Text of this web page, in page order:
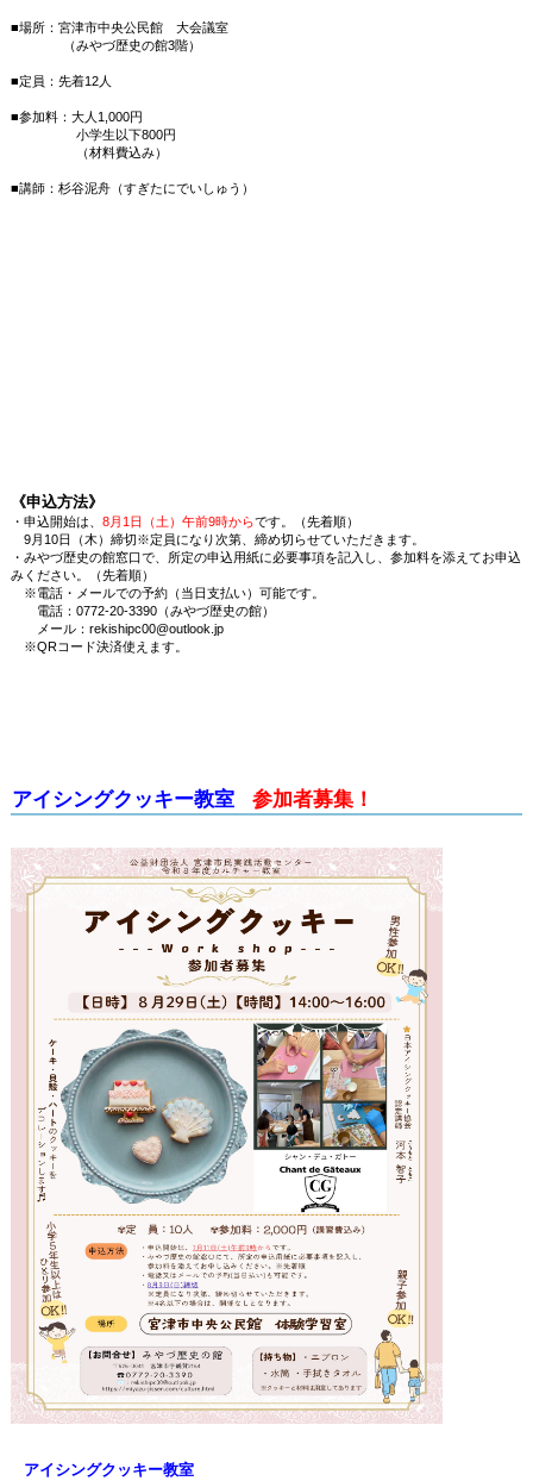
■場所：宮津市中央公民館 大会議室
（みやづ歴史の館3階）
■定員：先着12人
■参加料：大人1,000円
小学生以下800円
（材料費込み）
■講師：杉谷泥舟（すぎたにでいしゅう）
《申込方法》
・申込開始は、 8月1日（土）午前9時からです。（先着順）
9月10日（木）締切※定員になり次第、締め切らせていただきます。
・みやづ歴史の館窓口で、所定の申込用紙に必要事項を記入し、参加料を添えてお申込
みください。（先着順）
※電話・メールでの予約（当日支払い）可能です。
電話：0772-20-3390（みやづ歴史の館）
メール：rekishipc00@outlook.jp
※QRコード決済使えます。
アイシングクッキー教室 参加者募集！
アイシングクッキー教室